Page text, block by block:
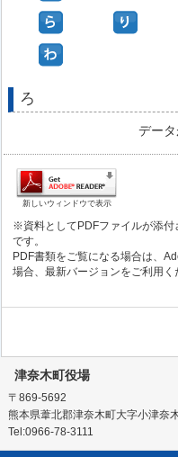
ろ
データ
新しいウィンドウで表示
※資料としてPDFファイルが添付
です。
PDF書類をご覧になる場合は、
場合、最新バージョンをご利用く
津奈木町役場
〒869-5692
熊本県葦北郡津奈木町大字小津奈
Tel:0966-78-3111